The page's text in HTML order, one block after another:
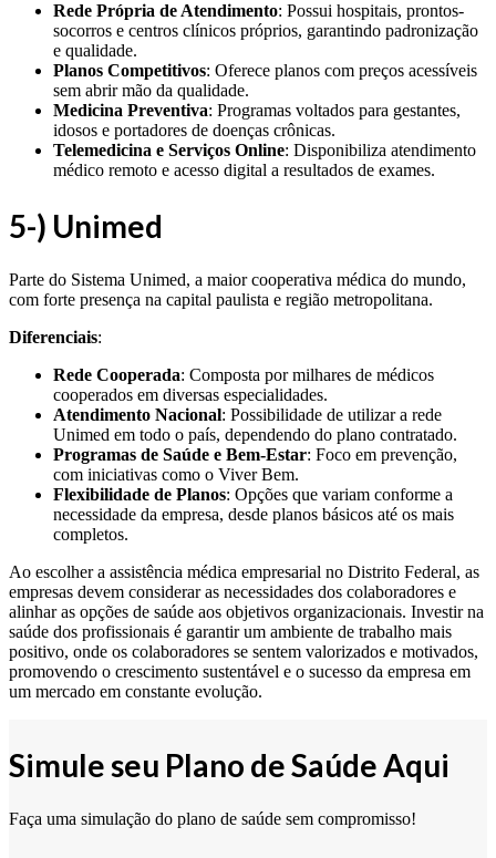
Rede Própria de Atendimento: Possui hospitais, prontos-
socorros e centros clínicos próprios, garantindo padronização
e qualidade.
Planos Competitivos: Oferece planos com preços acessíveis
sem abrir mão da qualidade.
Medicina Preventiva: Programas voltados para gestantes,
idosos e portadores de doenças crônicas.
Telemedicina e Serviços Online: Disponibiliza atendimento
médico remoto e acesso digital a resultados de exames.
5-) Unimed
Parte do Sistema Unimed, a maior cooperativa médica do mundo,
com forte presença na capital paulista e região metropolitana.
Diferenciais:
Rede Cooperada: Composta por milhares de médicos
cooperados em diversas especialidades.
Atendimento Nacional: Possibilidade de utilizar a rede
Unimed em todo o país, dependendo do plano contratado.
Programas de Saúde e Bem-Estar: Foco em prevenção,
com iniciativas como o Viver Bem.
Flexibilidade de Planos: Opções que variam conforme a
necessidade da empresa, desde planos básicos até os mais
completos.
Ao escolher a assistência médica empresarial no Distrito Federal, as
empresas devem considerar as necessidades dos colaboradores e
alinhar as opções de saúde aos objetivos organizacionais. Investir na
saúde dos profissionais é garantir um ambiente de trabalho mais
positivo, onde os colaboradores se sentem valorizados e motivados,
promovendo o crescimento sustentável e o sucesso da empresa em
um mercado em constante evolução.
Simule seu Plano de Saúde Aqui
Faça uma simulação do plano de saúde sem compromisso!